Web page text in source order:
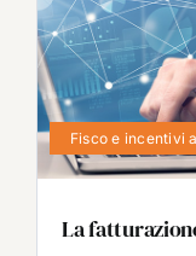
Fisco e incentivi
La